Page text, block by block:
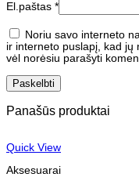
El.paštas *
Noriu savo interneto
ir interneto puslapį, kad jų
vėl norėsiu parašyti
Panašūs produktai
Quick View
Aksesuarai